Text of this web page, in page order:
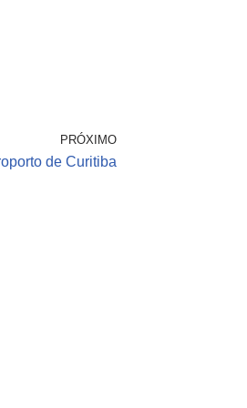
PRÓXIMO
de Curitiba